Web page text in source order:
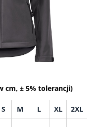
cm, ± 5% tolerancji)
S M L XL 2XL